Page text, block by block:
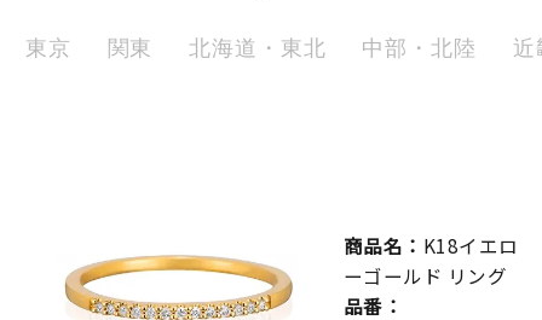
在庫ありのみ すべて表示
東京 関東 北海道・東北 中部・北陸 近
商品名： K18イエロ
ーゴールド リング
品番：